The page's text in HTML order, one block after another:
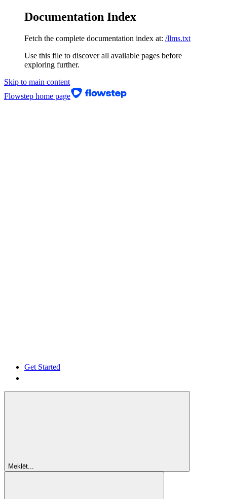
Documentation Index
Fetch the complete documentation index at: /llms.txt
Use this file to discover all available pages before
exploring further.
Skip to main content
Flowstep home page
Get Started
Meklēt...